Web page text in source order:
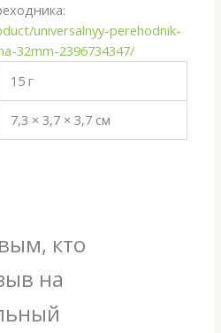
universalnyy-perehodnik-
32mm-2396734347/
15 г
7,3 × 3,7 × 3,7 см
кто
на